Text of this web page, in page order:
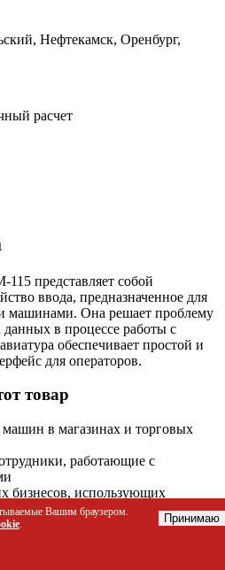
Нефтекамск, Оренбург,
расчет
представляет собой
ввода, предназначенное для
машинами. Она решает проблему
в процессе работы с
обеспечивает простой и
для операторов.
товар
в магазинах и торговых
работающие с
бизнесов, использующих
Вашим браузером.
. Принимаю